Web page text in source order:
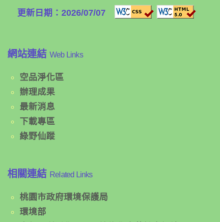
更新日期：2026/07/07
網站連結 Web Links
空品淨化區
辦理成果
最新消息
下載專區
綠野仙蹤
相關連結 Related Links
桃園市政府環境保護局
環境部